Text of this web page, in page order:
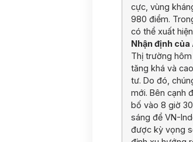
cực, vùng
980 điểm.
có thể xuất
Nhận định của
Thị trường
tăng khá và
tư. Do đó,
mới. Bên cạnh
bố vào 8 giờ
sáng để VN-
được kỳ vọng